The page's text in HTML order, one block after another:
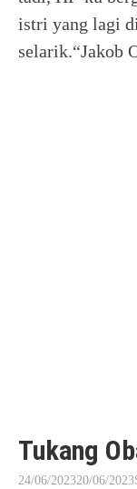
istri yang lagi
selarik.“Jakob
Tukang
24/06/202320/06/2023